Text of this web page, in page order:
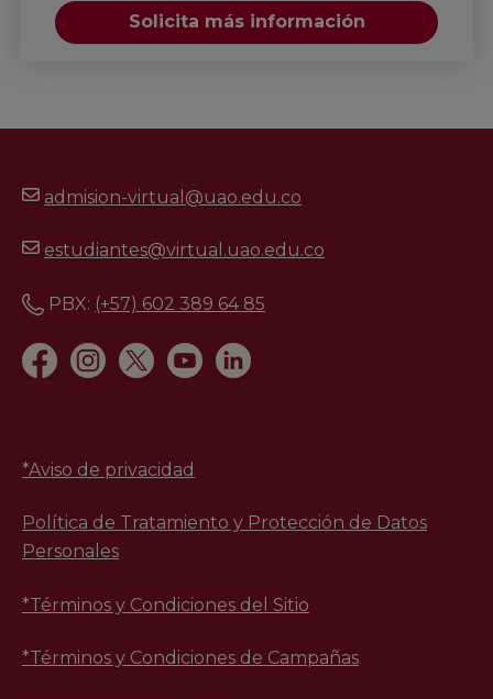
Solicita más información
admision-virtual@uao.edu.co
estudiantes@virtual.uao.edu.co
PBX: (+57) 602 389 64 85
*Aviso de privacidad
Política de Tratamiento y Protección de Datos
Personales
*Términos y Condiciones del Sitio
*Términos y Condiciones de Campañas